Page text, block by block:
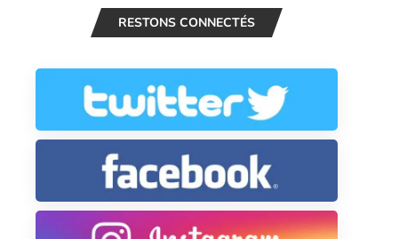
RESTONS CONNECTÉS